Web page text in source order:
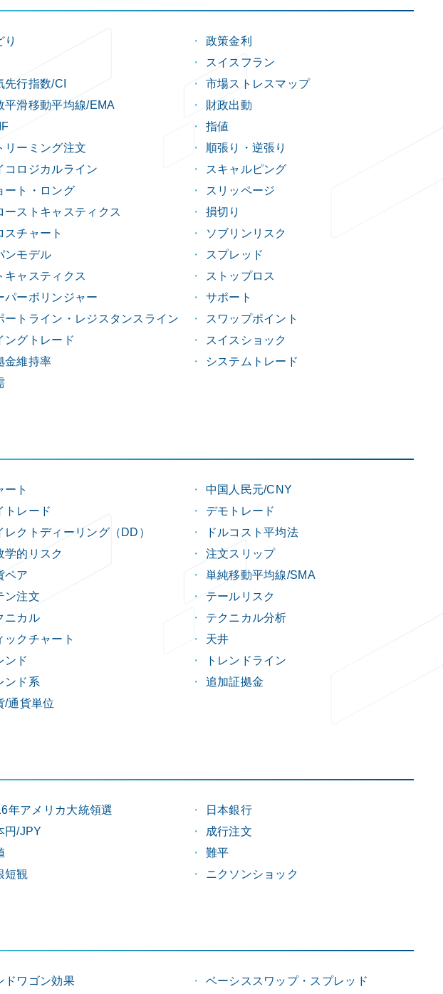
り
政策金利
スイスフラン
先行指数/CI
市場ストレスマップ
平滑移動平均線/EMA
財政出動
指値
リーミング注文
順張り・逆張り
コロジカルライン
スキャルピング
ート・ロング
スリッページ
ーストキャスティクス
損切り
スチャート
ソブリンリスク
ンモデル
スプレッド
キャスティクス
ストップロス
パーボリンジャー
サポート
ートライン・レジスタンスライン
スワップポイント
ングトレード
スイスショック
金維持率
システムトレード
ート
中国人民元/CNY
トレード
デモトレード
レクトディーリング（DD）
ドルコスト平均法
学的リスク
注文スリップ
ペア
単純移動平均線/SMA
ン注文
テールリスク
ニカル
テクニカル分析
ックチャート
天井
ンド
トレンドライン
ンド系
追加証拠金
/通貨単位
年アメリカ大統領選
日本銀行
円/JPY
成行注文
難平
短観
ニクソンショック
ドワゴン効果 ベーシススワップ・スプレッド